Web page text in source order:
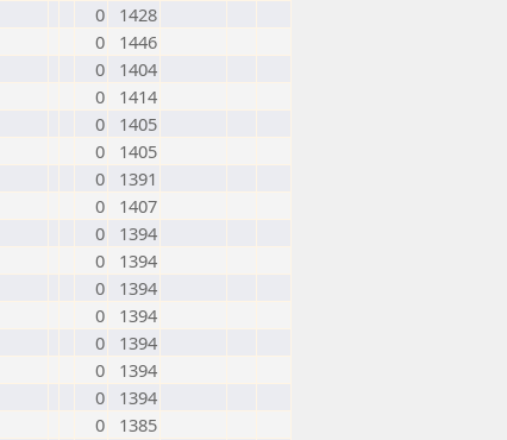
0
1428
0
1446
0
1404
0
1414
0
1405
0
1405
0
1391
0
1407
0
1394
0
1394
0
1394
0
1394
0
1394
0
1394
0
1394
0
1385